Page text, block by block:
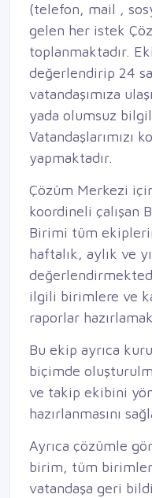
(telefon, mail ,
gelen her istek
toplanmaktadır.
değerlendirip 24
vatandaşımıza
yada olumsuz
Vatandaşlarımızı
yapmaktadır.
Çözüm Merkezi
koordineli çalışan
Birimi tüm
haftalık, aylık ve
ilgili birimlere ve
raporlar
Bu ekip ayrıca
biçimde
ve takip ekibini
hazırlanmasını
Ayrıca çözümle
birim, tüm
vatandaşa geri